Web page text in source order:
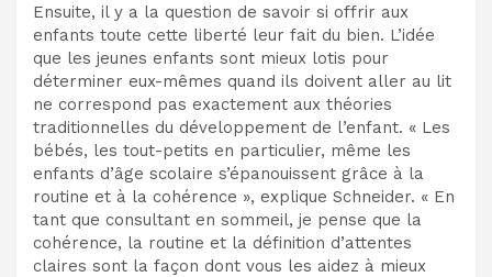
Ensuite, il y a la question de savoir si offrir aux
enfants toute cette liberté leur fait du bien. L’idée
que les jeunes enfants sont mieux lotis pour
déterminer eux-mêmes quand ils doivent aller au lit
ne correspond pas exactement aux théories
traditionnelles du développement de l’enfant. « Les
bébés, les tout-petits en particulier, même les
enfants d’âge scolaire s’épanouissent grâce à la
routine et à la cohérence », explique Schneider. « En
tant que consultant en sommeil, je pense que la
cohérence, la routine et la définition d’attentes
claires sont la façon dont vous les aidez à mieux